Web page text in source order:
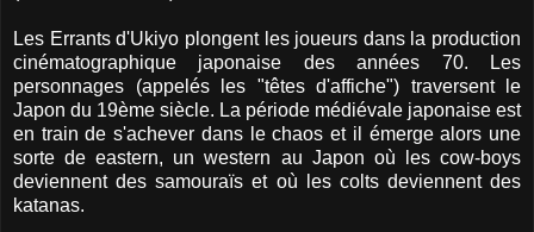
Les Errants d'Ukiyo plongent les joueurs dans la production
cinématographique japonaise des années 70. Les
personnages (appelés les "têtes d'affiche") traversent le
Japon du 19ème siècle. La période médiévale japonaise est
en train de s'achever dans le chaos et il émerge alors une
sorte de eastern, un western au Japon où les cow-boys
deviennent des samouraïs et où les colts deviennent des
katanas.